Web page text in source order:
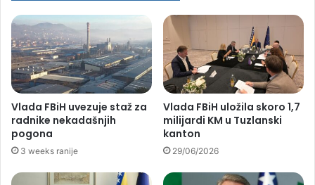
Vlada FBiH uvezuje staž za
radnike nekadašnjih
pogona
3 weeks ranije
Vlada FBiH uložila skoro 1,7
milijardi KM u Tuzlanski
kanton
29/06/2026